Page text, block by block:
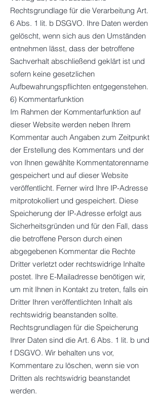
Rechtsgrundlage für die Verarbeitung Art.
6 Abs. 1 lit. b DSGVO. Ihre Daten werden
gelöscht, wenn sich aus den Umständen
entnehmen lässt, dass der betroffene
Sachverhalt abschließend geklärt ist und
sofern keine gesetzlichen
Aufbewahrungspflichten entgegenstehen.
6) Kommentarfunktion
Im Rahmen der Kommentarfunktion auf
dieser Website werden neben Ihrem
Kommentar auch Angaben zum Zeitpunkt
der Erstellung des Kommentars und der
von Ihnen gewählte Kommentatorenname
gespeichert und auf dieser Website
veröffentlicht. Ferner wird Ihre IP-Adresse
mitprotokolliert und gespeichert. Diese
Speicherung der IP-Adresse erfolgt aus
Sicherheitsgründen und für den Fall, dass
die betroffene Person durch einen
abgegebenen Kommentar die Rechte
Dritter verletzt oder rechtswidrige Inhalte
postet. Ihre E-Mailadresse benötigen wir,
um mit Ihnen in Kontakt zu treten, falls ein
Dritter Ihren veröffentlichten Inhalt als
rechtswidrig beanstanden sollte.
Rechtsgrundlagen für die Speicherung
Ihrer Daten sind die Art. 6 Abs. 1 lit. b und
f DSGVO. Wir behalten uns vor,
Kommentare zu löschen, wenn sie von
Dritten als rechtswidrig beanstandet
werden.